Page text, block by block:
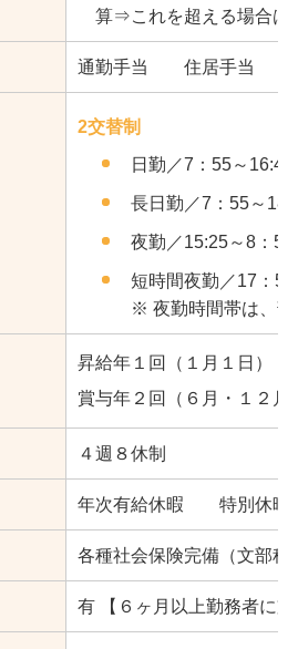
算⇒これを超える場合は
通勤手当 住居手当
2交替制
日勤／7：55～16:40
長日勤／7：55～18
夜勤／15:25～8：55
短時間夜勤／17：
※ 夜勤時間帯は、
昇給年１回（１月１日）
賞与年２回（６月・１２
４週８休制
年次有給休暇 特別休暇（
各種社会保険完備（文部科
有 【６ヶ月以上勤務者に